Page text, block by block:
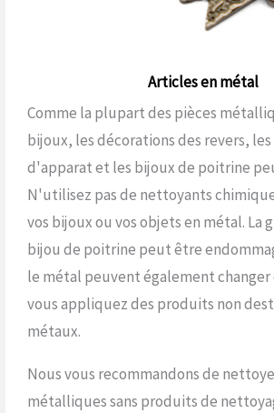
Articles en métal
Comme la plupart des pièces
bijoux, les décorations des revers,
d'apparat et les bijoux de poitrine
N'utilisez pas de nettoyants
vos bijoux ou vos objets en métal. La
bijou de poitrine peut être
le métal peuvent également changer
vous appliquez des produits non
métaux.
Nous vous recommandons de
métalliques sans produits de